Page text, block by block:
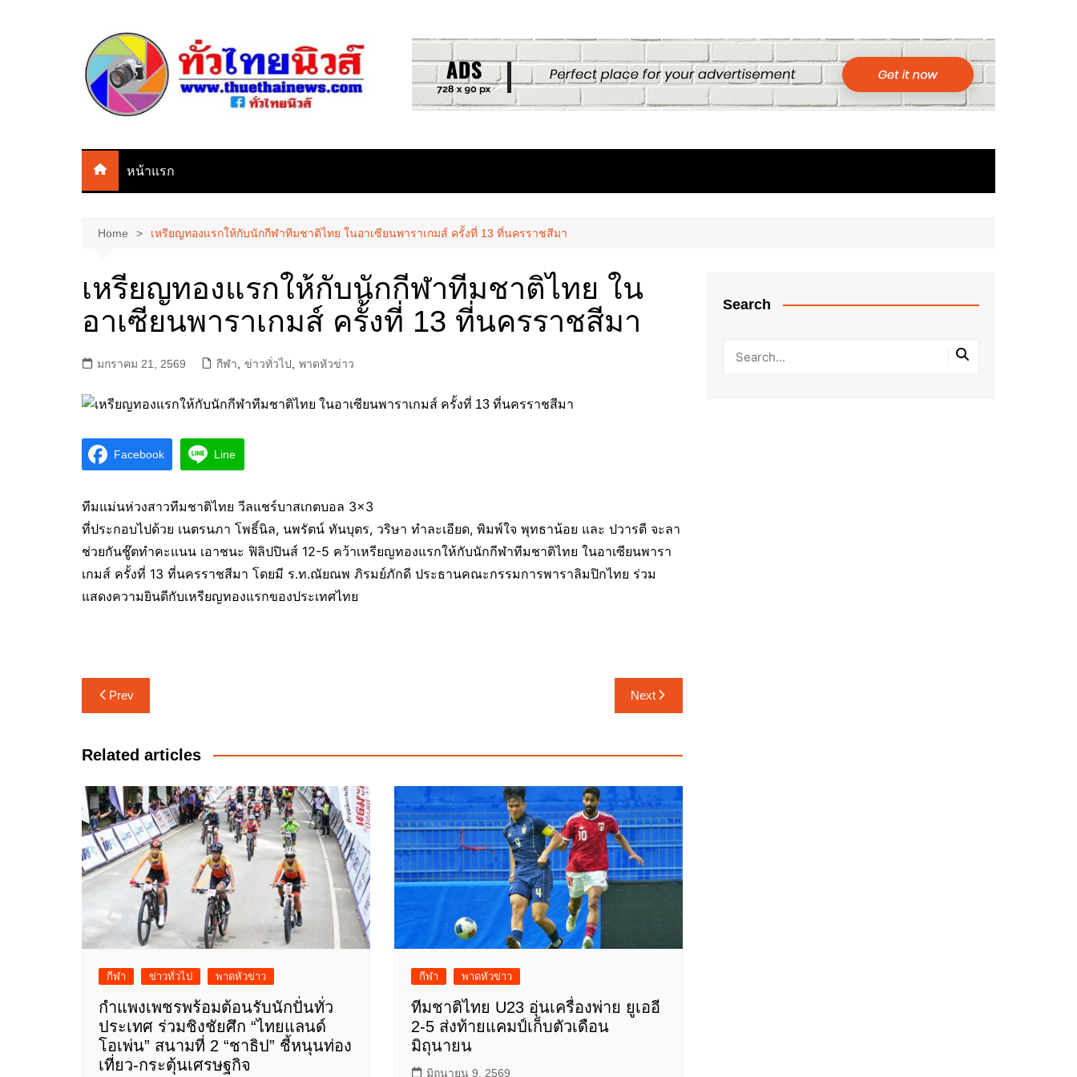
หน้าแรก
Home เหรียญทองแรกให้กับนักกีฬาทีมชาติไทย ในอาเซียนพาราเกมส์ ครั้งที่ 13 ที่นครราชสีมา
เหรียญทองแรกให้กับนักกีฬาทีมชาติไทย ใน
อาเซียนพาราเกมส์ ครั้งที่ 13 ที่นครราชสีมา
มกราคม 21, 2569 กีฬา ข่าวทั่วไป พาดหัวข่าว
Facebook Line
ทีมแม่นห่วงสาวทีมชาติไทย วีลแชร์บาสเกตบอล 3×3
ที่ประกอบไปด้วย เนตรนภา โพธิ์นิล, นพรัตน์ ทันบุตร, วริษา ทำละเอียด, พิมพ์ใจ พุทธาน้อย และ ปวารตี จะลา
ช่วยกันชู๊ตทำคะแนน เอาชนะ ฟิลิปปินส์ 12-5 คว้าเหรียญทองแรกให้กับนักกีฬาทีมชาติไทย ในอาเซียนพารา
เกมส์ ครั้งที่ 13 ที่นครราชสีมา โดยมี ร.ท.ณัยณพ ภิรมย์ภักดี ประธานคณะกรรมการพาราลิมปิกไทย ร่วม
แสดงความยินดีกับเหรียญทองแรกของประเทศไทย
แนะแนว
เรื่อง
Prev Next
Related articles
กีฬา ข่าวทั่วไป พาดหัวข่าว
กำแพงเพชรพร้อมต้อนรับนักปั่นทั่ว
ประเทศ ร่วมชิงชัยศึก “ไทยแลนด์
โอเพ่น” สนามที่ 2 “ชาธิป” ชี้หนุนท่อง
เที่ยว-กระตุ้นเศรษฐกิจ
กีฬา พาดหัวข่าว
ทีมชาติไทย U23 อุ่นเครื่องพ่าย ยูเออี
2-5 ส่งท้ายแคมป์เก็บตัวเดือน
มิถุนายน
มิถุนายน 9, 2569
Search